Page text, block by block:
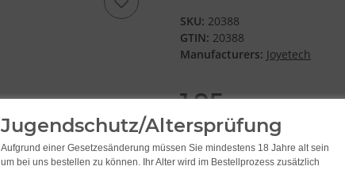
SKU: 20388
GTIN: 20388
Manufacturers: Joyetech
1,95
incl. 19% VAT , plus
Old price: 2,95
Jugendschutz/Altersprüfung
Aufgrund einer Gesetzesänderung müssen Sie mindestens 18 Jahre alt sein
um bei uns bestellen zu können. Ihr Alter wird im Bestellprozess zusätzlich